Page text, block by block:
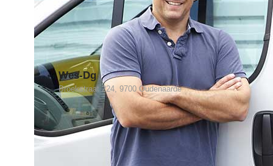
Wes-Dg
Broekstraat 224, 9700 Oudenaarde